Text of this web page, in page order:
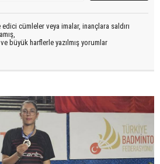
cümleler veya imalar, inançlara saldırı
büyük harflerle yazılmış yorumlar